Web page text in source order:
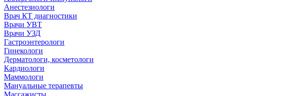
Анестезиологи
Врач КТ диагностики
Врачи УВТ
Врачи УЗД
Гастроэнтерологи
Гинекологи
Дерматологи, косметологи
Кардиологи
Маммологи
Мануальные терапевты
Массажисты